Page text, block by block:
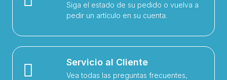
Siga el estado de su pedido o vuelva a
pedir un artículo en su cuenta.
Servicio al Cliente
Vea todas las preguntas frecuentes,